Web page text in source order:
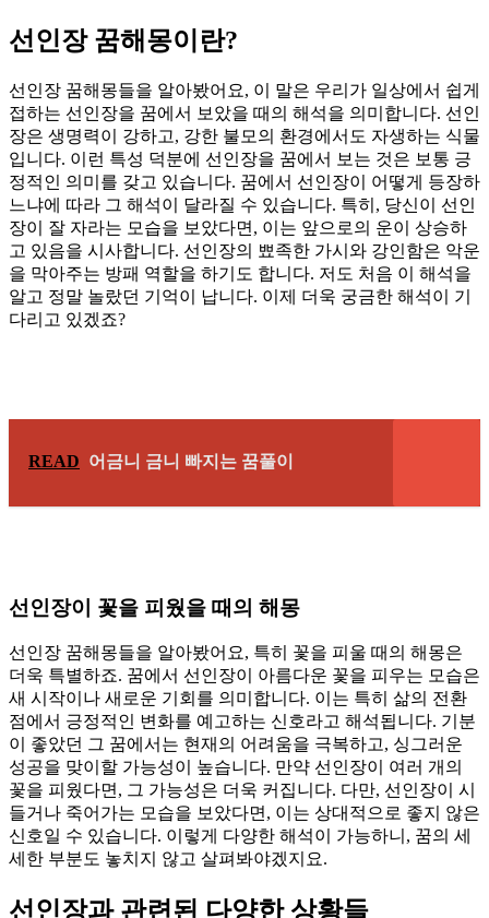
선인장 꿈해몽이란?
선인장 꿈해몽들을 알아봤어요, 이 말은 우리가 일상에서 쉽게
접하는 선인장을 꿈에서 보았을 때의 해석을 의미합니다. 선인
장은 생명력이 강하고, 강한 불모의 환경에서도 자생하는 식물
입니다. 이런 특성 덕분에 선인장을 꿈에서 보는 것은 보통 긍
정적인 의미를 갖고 있습니다. 꿈에서 선인장이 어떻게 등장하
느냐에 따라 그 해석이 달라질 수 있습니다. 특히, 당신이 선인
장이 잘 자라는 모습을 보았다면, 이는 앞으로의 운이 상승하
고 있음을 시사합니다. 선인장의 뾰족한 가시와 강인함은 악운
을 막아주는 방패 역할을 하기도 합니다. 저도 처음 이 해석을
알고 정말 놀랐던 기억이 납니다. 이제 더욱 궁금한 해석이 기
다리고 있겠죠?
READ 어금니 금니 빠지는 꿈풀이
선인장이 꽃을 피웠을 때의 해몽
선인장 꿈해몽들을 알아봤어요, 특히 꽃을 피울 때의 해몽은
더욱 특별하죠. 꿈에서 선인장이 아름다운 꽃을 피우는 모습은
새 시작이나 새로운 기회를 의미합니다. 이는 특히 삶의 전환
점에서 긍정적인 변화를 예고하는 신호라고 해석됩니다. 기분
이 좋았던 그 꿈에서는 현재의 어려움을 극복하고, 싱그러운
성공을 맞이할 가능성이 높습니다. 만약 선인장이 여러 개의
꽃을 피웠다면, 그 가능성은 더욱 커집니다. 다만, 선인장이 시
들거나 죽어가는 모습을 보았다면, 이는 상대적으로 좋지 않은
신호일 수 있습니다. 이렇게 다양한 해석이 가능하니, 꿈의 세
세한 부분도 놓치지 않고 살펴봐야겠지요.
선인장과 관련된 다양한 상황들